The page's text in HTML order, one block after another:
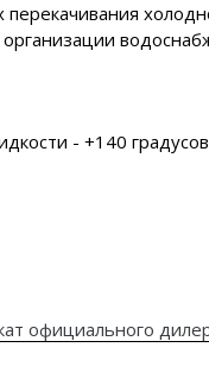
организации
- +140
официального